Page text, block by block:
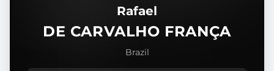
Rafael
DE CARVALHO FRANÇA
Brazil